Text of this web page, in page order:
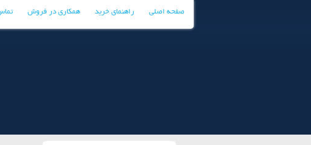
صفحه اصلی راهنمای خرید همکاری در فروش